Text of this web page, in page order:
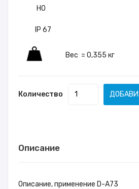
НО
IP 67
Вес = 0,355 кг
Количество
Описание
Описание, применение D-A73